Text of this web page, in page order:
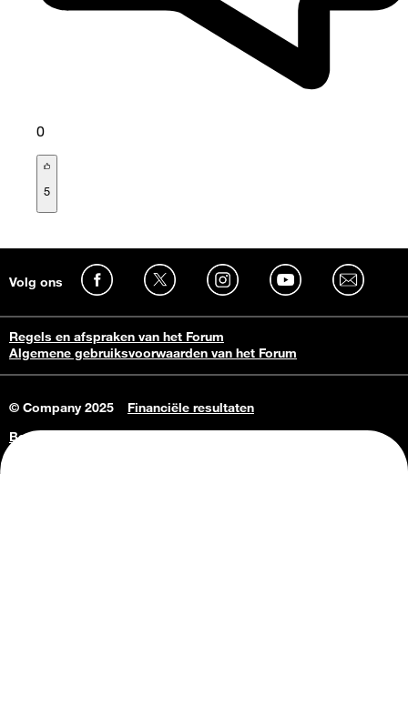
0
5
Volg ons
Regels en afspraken van het Forum
Algemene gebruiksvoorwaarden van het Forum
© Company 2025
Financiële resultaten
Bedrijfsgegevens